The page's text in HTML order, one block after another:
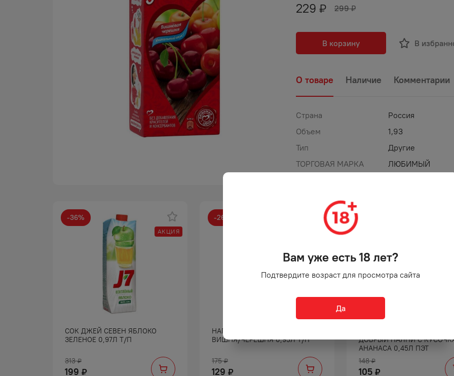
229 ₽ 299 ₽
В корзину В
О товаре Наличие Комментарии
Страна
Россия
Объем
1,93
Тип
Другие
ТОРГОВАЯ МАРКА
ЛЮБИМЫЙ
-36%
АКЦИЯ
СОК ДЖЕЙ СЕВЕН ЯБЛОКО
ЗЕЛЕНОЕ 0,97Л Т/П
313 ₽
199 ₽
-26
НАПИТОК ЛЮБИМЫЙ ЯБЛОКО/
ВИШНЯ/ЧЕРЕШНЯ 0,95Л Т/П
175 ₽
129 ₽
НАПИТОК
ДОБРЫЙ ПАЛПИ С
АНАНАСА 0,45Л ПЭТ
148 ₽
105 ₽
Вам уже есть 18 лет?
Подтвердите возраст для просмотра сайта
Да